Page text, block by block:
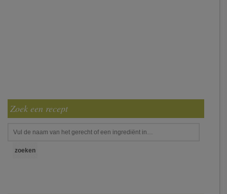
Zoek een recept